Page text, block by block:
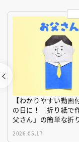
【わかりやすい動画
の日に！ 折り紙で
父さん」の簡単な折
2026.05.17